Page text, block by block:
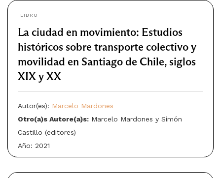
LIBRO
La ciudad en movimiento: Estudios
históricos sobre transporte colectivo y
movilidad en Santiago de Chile, siglos
XIX y XX
Autor(es): Marcelo Mardones
Otro(a)s Autore(a)s: Marcelo Mardones y Simón
Castillo (editores)
Año: 2021